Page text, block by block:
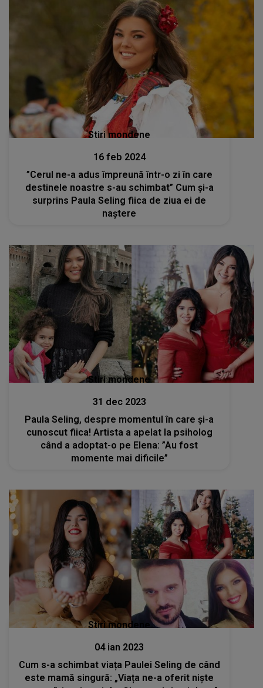
Stiri mondene
16 feb 2024
”Cerul ne-a adus împreună într-o zi în care
destinele noastre s-au schimbat” Cum și-a
surprins Paula Seling fiica de ziua ei de
naștere
Stiri mondene
31 dec 2023
Paula Seling, despre momentul în care și-a
cunoscut fiica! Artista a apelat la psiholog
când a adoptat-o pe Elena: ”Au fost
momente mai dificile”
Stiri mondene
04 ian 2023
Cum s-a schimbat viața Paulei Seling de când
este mamă singură: „Viața ne-a oferit niște